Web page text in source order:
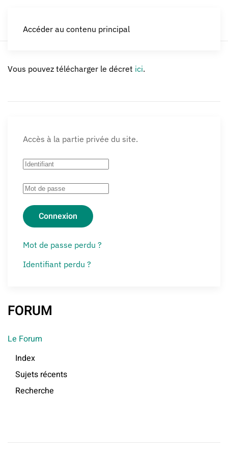
Accéder au contenu principal
Vous pouvez télécharger le décret ici.
Accès à la partie privée du site.
Connexion
Mot de passe perdu ?
Identifiant perdu ?
FORUM
Le Forum
Index
Sujets récents
Recherche